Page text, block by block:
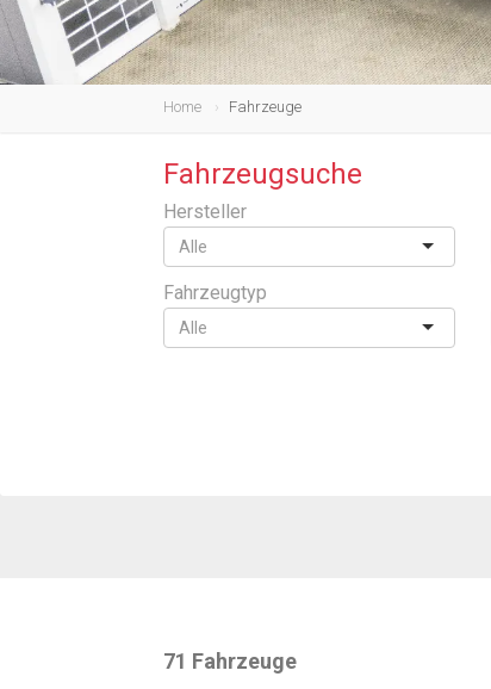
Home Fahrzeuge
Fahrzeugsuche
Hersteller
Fahrzeugtyp
71 Fahrzeuge